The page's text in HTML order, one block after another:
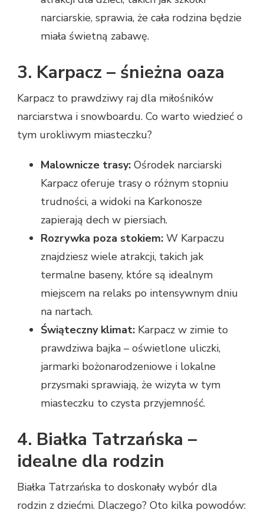
narciarskie, sprawia, że cała rodzina będzie
miała świetną zabawę.
3. Karpacz – śnieżna oaza
Karpacz to prawdziwy raj dla miłośników
narciarstwa i snowboardu. Co warto wiedzieć o
tym urokliwym miasteczku?
Malownicze trasy: Ośrodek narciarski
Karpacz oferuje trasy o różnym stopniu
trudności, a widoki na Karkonosze
zapierają dech w piersiach.
Rozrywka poza stokiem: W Karpaczu
znajdziesz wiele atrakcji, takich jak
termalne baseny, które są idealnym
miejscem na relaks po intensywnym dniu
na nartach.
Świąteczny klimat: Karpacz w zimie to
prawdziwa bajka – oświetlone uliczki,
jarmarki bożonarodzeniowe i lokalne
przysmaki sprawiają, że wizyta w tym
miasteczku to czysta przyjemność.
4. Białka Tatrzańska –
idealne dla rodzin
Białka Tatrzańska to doskonały wybór dla
rodzin z dziećmi. Dlaczego? Oto kilka powodów: